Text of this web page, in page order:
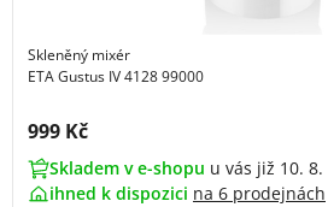
Skleněný mixér
ETA Gustus IV 4128 99000
Cena s DPH:
999 Kč
Skladem v e-shopu u vás již 10. 8.
ihned k dispozici na 6 prodejnách